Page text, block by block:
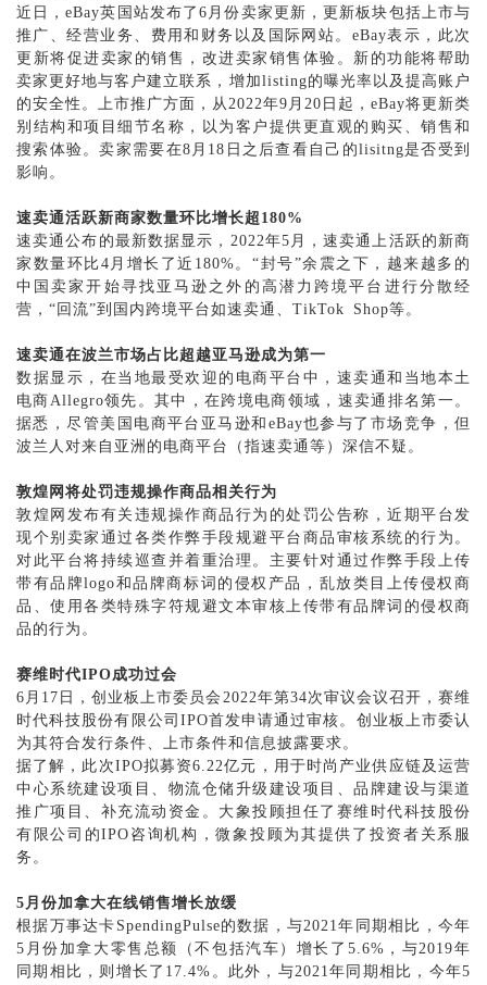
近日，eBay英国站发布了6月份卖家更新，更新板块包括上市与
推广、经营业务、费用和财务以及国际网站。eBay表示，此次
更新将促进卖家的销售，改进卖家销售体验。新的功能将帮助
卖家更好地与客户建立联系，增加listing的曝光率以及提高账户
的安全性。上市推广方面，从2022年9月20日起，eBay将更新类
别结构和项目细节名称，以为客户提供更直观的购买、销售和
搜索体验。卖家需要在8月18日之后查看自己的lisitng是否受到
影响。
速卖通活跃新商家数量环比增长超 180%
速卖通公布的最新数据显示， 2022年5月，速卖通上活跃的新商
家数量环比4月增长了近180%。“封号”余震之下，越来越多的
中国卖家开始寻找亚马逊之外的高潜力跨境平台进行分散经
营，“回流”到国内跨境平台如速卖通、TikTok Shop等。
速卖通在波兰市场占比超越亚马逊成为第一
数据显示，在当地最受欢迎的电商平台中，速卖通和当地本土
电商Allegro领先。其中，在跨境电商领域，速卖通排名第一。
据悉，尽管美国电商平台亚马逊和eBay也参与了市场竞争，但
波兰人对来自亚洲的电商平台（指速卖通等）深信不疑。
敦煌网将处罚违规操作商品相关行为
敦煌网发布有关违规操作商品行为的处罚公告称，近期平台发
现个别卖家通过各类作弊手段规避平台商品审核系统的行为。
对此平台将持续巡查并着重治理。主要针对通过作弊手段上传
带有品牌logo和品牌商标词的侵权产品，乱放类目上传侵权商
品、使用各类特殊字符规避文本审核上传带有品牌词的侵权商
品的行为。
赛维时代IPO成功过会
6月17日，创业板上市委员会2022年第34次审议会议召开，赛维
时代科技股份有限公司IPO首发申请通过审核。创业板上市委认
为其符合发行条件、上市条件和信息披露要求。
据了解，此次IPO拟募资6.22亿元，用于时尚产业供应链及运营
中心系统建设项目、物流仓储升级建设项目、品牌建设与渠道
推广项目、补充流动资金。大象投顾担任了赛维时代科技股份
有限公司的IPO咨询机构，微象投顾为其提供了投资者关系服
务。
5月份加拿大在线销售增长放缓
根据万事达卡 SpendingPulse的数据，与2021年同期相比，今年
5月份加拿大零售总额（不包括汽车）增长了5.6%，与2019年
同期相比，则增长了17.4%。此外，与2021年同期相比，今年5